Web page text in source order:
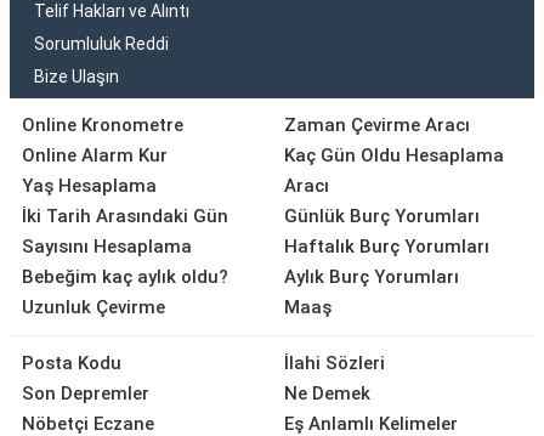
Telif Hakları ve Alıntı
Sorumluluk Reddi
Bize Ulaşın
Online Kronometre
Online Alarm Kur
Yaş Hesaplama
İki Tarih Arasındaki Gün
Sayısını Hesaplama
Bebeğim kaç aylık oldu?
Uzunluk Çevirme
Zaman Çevirme Aracı
Kaç Gün Oldu Hesaplama
Aracı
Günlük Burç Yorumları
Haftalık Burç Yorumları
Aylık Burç Yorumları
Maaş
Posta Kodu
Son Depremler
Nöbetçi Eczane
İlahi Sözleri
Ne Demek
Eş Anlamlı Kelimeler